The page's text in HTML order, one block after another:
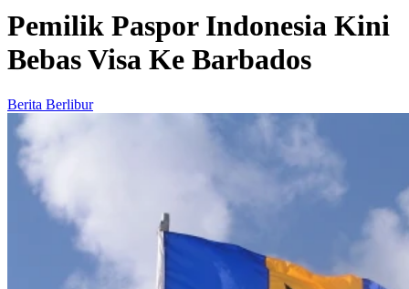
Pemilik Paspor Indonesia Kini
Bebas Visa Ke Barbados
Berita Berlibur